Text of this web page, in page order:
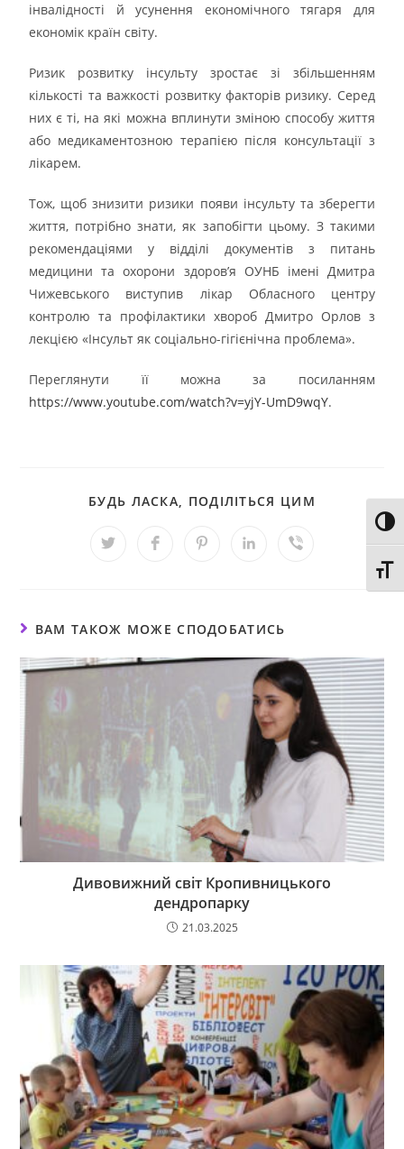
інвалідності й усунення економічного тягаря для
економік країн світу.
Ризик розвитку інсульту зростає зі збільшенням
кількості та важкості розвитку факторів ризику. Серед
них є ті, на які можна вплинути зміною способу життя
або медикаментозною терапією після консультації з
лікарем.
Тож, щоб знизити ризики появи інсульту та зберегти
життя, потрібно знати, як запобігти цьому. З такими
рекомендаціями у відділі документів з питань
медицини та охорони здоров’я ОУНБ імені Дмитра
Чижевського виступив лікар Обласного центру
контролю та профілактики хвороб Дмитро Орлов з
лекцією «Інсульт як соціально-гігієнічна проблема».
Переглянути її можна за посиланням
https://www.youtube.com/watch?v=yjY-UmD9wqY.
БУДЬ ЛАСКА, ПОДІЛІТЬСЯ ЦИМ
ВАМ ТАКОЖ МОЖЕ СПОДОБАТИСЬ
Дивовижний світ Кропивницького
дендропарку
21.03.2025